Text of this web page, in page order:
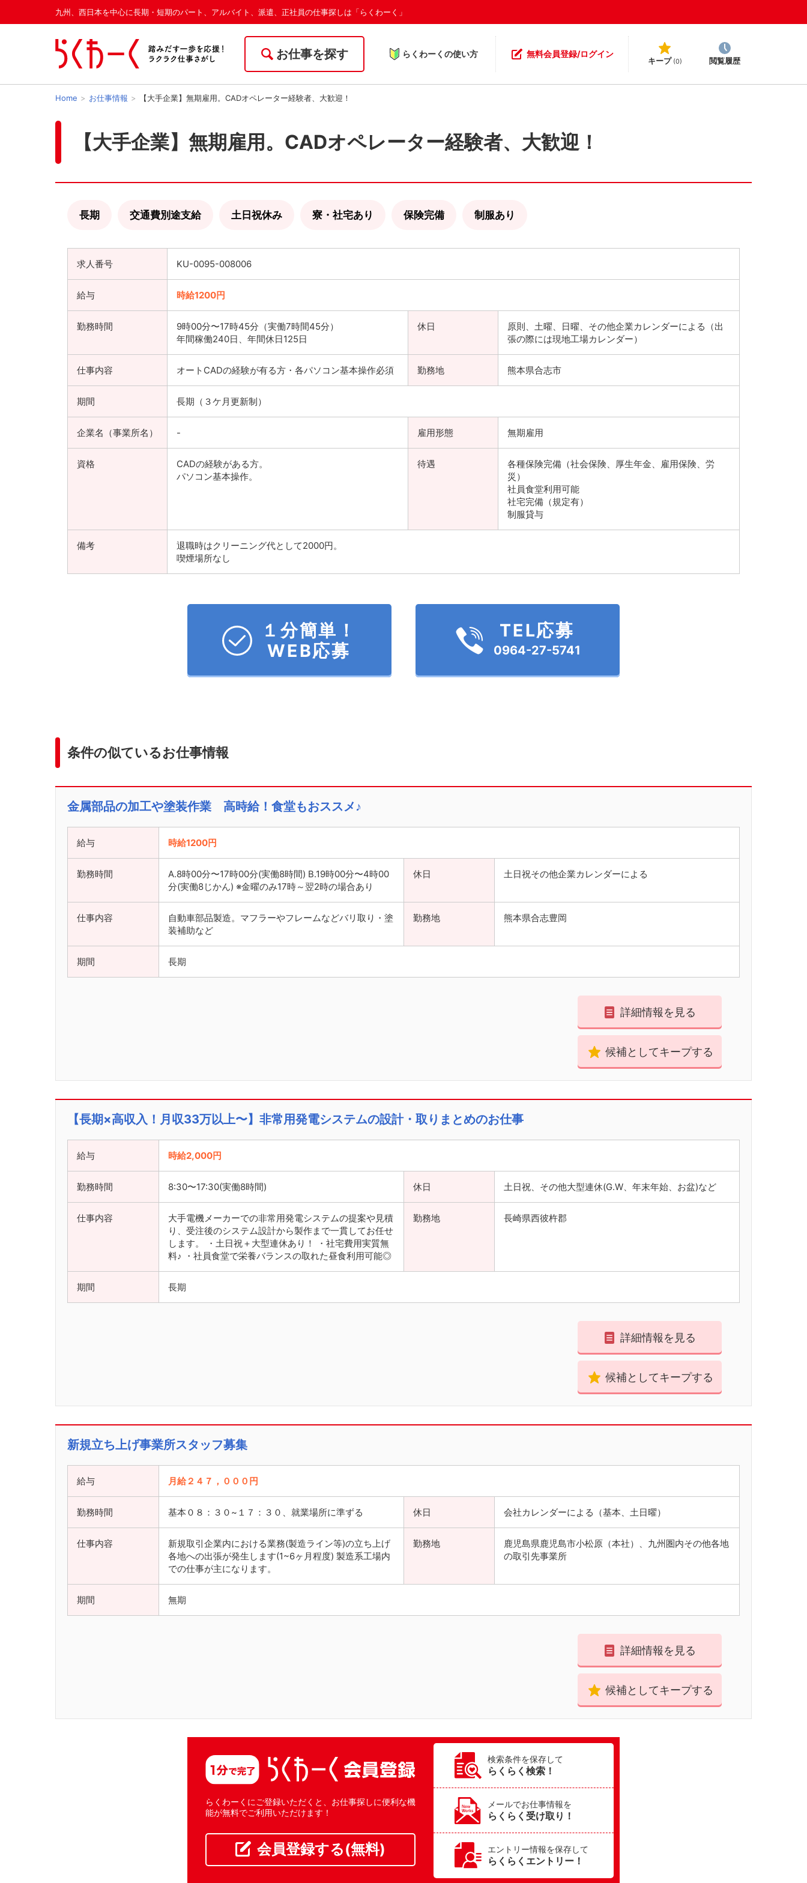
九州、西日本を中心に長期・短期のパート、アルバイト、派遣、正社員の仕事探しは「らくわーく」
お仕事を探す 無料会員登録/ログイン
キープ (0) 閲覧履歴
らくわーくの使い方
Home お仕事情報 【大手企業】無期雇用。CADオペレーター経験者、大歓迎！
【大手企業】無期雇用。CADオペレーター経験者、大歓迎！
長期 交通費別途支給 土日祝休み 寮・社宅あり 保険完備 制服あり
求人番号 KU-0095-008006
給与 時給1200円
勤務時間
9時00分〜17時45分（実働7時間45分）
年間稼働240日、年間休日125日
休日
原則、土曜、日曜、その他企業カレンダーによる（出
張の際には現地工場カレンダー）
仕事内容 オートCADの経験が有る方・各パソコン基本操作必須 勤務地 熊本県合志市
期間 長期（３ケ月更新制）
企業名（事業所名） - 雇用形態 無期雇用
資格
CADの経験がある方。
パソコン基本操作。
待遇
各種保険完備（社会保険、厚生年金、雇用保険、労
災）
社員食堂利用可能
社宅完備（規定有）
制服貸与
備考
退職時はクリーニング代として2000円。
喫煙場所なし
１分簡単！
WEB応募
TEL応募
0964-27-5741
条件の似ているお仕事情報
金属部品の加工や塗装作業 高時給！食堂もおススメ♪
給与 時給1200円
勤務時間
A.8時00分〜17時00分(実働8時間) B.19時00分〜4時00
分(実働8じかん) ※金曜のみ17時～翌2時の場合あり
休日 土日祝その他企業カレンダーによる
仕事内容
自動車部品製造。マフラーやフレームなどバリ取り・塗
装補助など
勤務地 熊本県合志豊岡
期間 長期
詳細情報を見る
候補としてキープする
【長期×高収入！月収33万以上〜】非常用発電システムの設計・取りまとめのお仕事
給与 時給2,000円
勤務時間 8:30〜17:30(実働8時間) 休日 土日祝、その他大型連休(G.W、年末年始、お盆)など
仕事内容
大手電機メーカーでの非常用発電システムの提案や見積
り、受注後のシステム設計から製作まで一貫してお任せ
します。 ・土日祝＋大型連休あり！ ・社宅費用実質無
料♪ ・社員食堂で栄養バランスの取れた昼食利用可能◎
勤務地 長崎県西彼杵郡
期間 長期
詳細情報を見る
候補としてキープする
新規立ち上げ事業所スタッフ募集
給与 月給２４７，０００円
勤務時間 基本０８：３０~１７：３０、就業場所に準ずる 休日 会社カレンダーによる（基本、土日曜）
仕事内容
新規取引企業内における業務(製造ライン等)の立ち上げ
各地への出張が発生します(1~6ヶ月程度) 製造系工場内
での仕事が主になります。
勤務地
鹿児島県鹿児島市小松原（本社）、九州圏内その他各地
の取引先事業所
期間 無期
詳細情報を見る
候補としてキープする
らくわーくにご登録いただくと、お仕事探しに便利な機
能が無料でご利用いただけます！
検索条件を保存して
らくらく検索！
メールでお仕事情報を
らくらく受け取り！
エントリー情報を保存して
らくらくエントリー！
会員登録する(無料)